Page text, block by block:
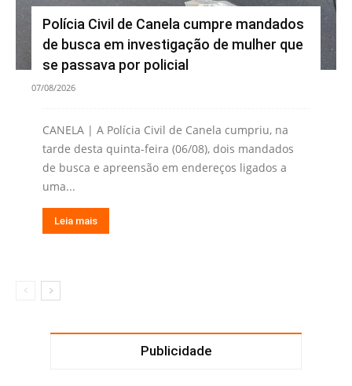
Polícia Civil de Canela cumpre mandados
de busca em investigação de mulher que
se passava por policial
07/08/2026
CANELA | A Polícia Civil de Canela cumpriu, na
tarde desta quinta-feira (06/08), dois mandados
de busca e apreensão em endereços ligados a
uma...
Leia mais
Publicidade